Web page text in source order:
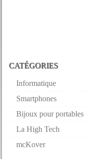
CATÉGORIES
Informatique
Smartphones
Bijoux pour portables
La High Tech
mcKover